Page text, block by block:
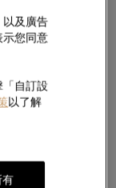
金飾品低至88折 ;
及廣告
您同意
自訂設
以了解